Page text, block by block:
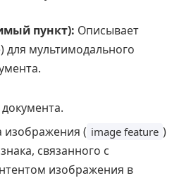
пункт): Описывает
для мультимодального
изображения ( image feature )
связанного с
изображения в